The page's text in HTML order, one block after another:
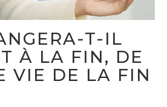
T-IL
À LA FIN, DE
VIE DE LA FIN